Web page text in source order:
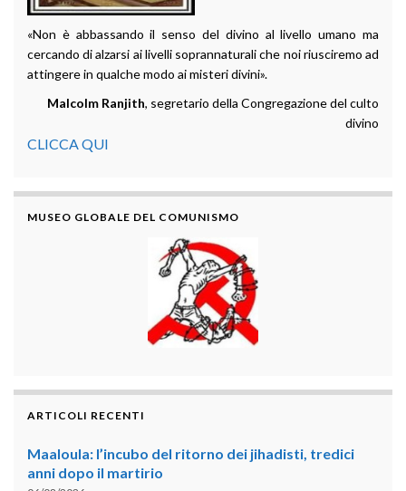
«Non è abbassando il senso del divino al livello umano ma
cercando di alzarsi ai livelli soprannaturali che noi riusciremo ad
attingere in qualche modo ai misteri divini».
Malcolm Ranjith, segretario della Congregazione del culto
divino
CLICCA QUI
MUSEO GLOBALE DEL COMUNISMO
ARTICOLI RECENTI
Maaloula: l’incubo del ritorno dei jihadisti, tredici
anni dopo il martirio